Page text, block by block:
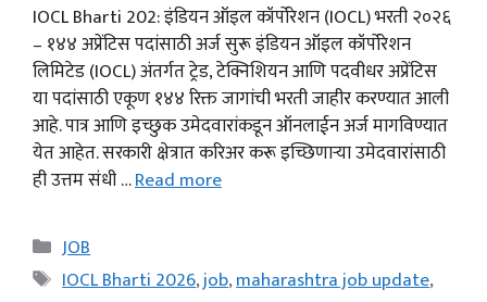
IOCL Bharti 202: इंडियन ऑइल कॉर्पोरेशन (IOCL) भरती २०२६
– १४४ अप्रेंटिस पदांसाठी अर्ज सुरू इंडियन ऑइल कॉर्पोरेशन
लिमिटेड (IOCL) अंतर्गत ट्रेड, टेक्निशियन आणि पदवीधर अप्रेंटिस
या पदांसाठी एकूण १४४ रिक्त जागांची भरती जाहीर करण्यात आली
आहे. पात्र आणि इच्छुक उमेदवारांकडून ऑनलाईन अर्ज मागविण्यात
येत आहेत. सरकारी क्षेत्रात करिअर करू इच्छिणाऱ्या उमेदवारांसाठी
ही उत्तम संधी …Read more
Categories
JOB
Tags
IOCL Bharti 2026,job,maharashtra job update,